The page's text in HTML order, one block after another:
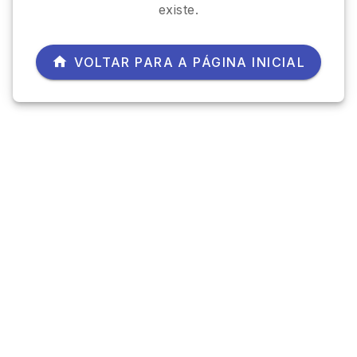
existe.
VOLTAR PARA A PÁGINA INICIAL